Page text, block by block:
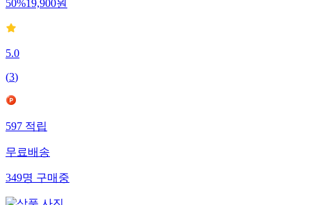
50%19,900원
5.0
(3)
597적립
무료배송
349명구매중